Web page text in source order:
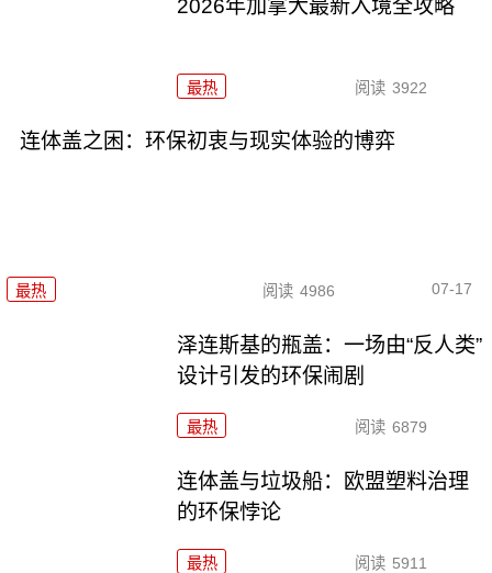
2026年加拿大最新入境全攻略
最热 阅读 3922
连体盖之困：环保初衷与现实体验的博弈
最热 阅读 4986 07-17
泽连斯基的瓶盖：一场由“反人类”
设计引发的环保闹剧
最热 阅读 6879
连体盖与垃圾船：欧盟塑料治理
的环保悖论
最热 阅读 5911